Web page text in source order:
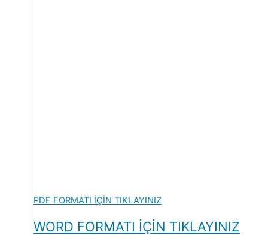
PDF FORMATI İÇİN TIKLAYINIZ
WORD FORMATI İÇİN TIKLAYINIZ